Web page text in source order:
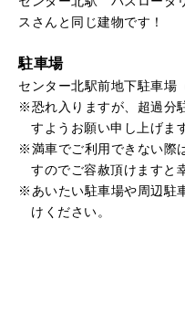
スさんと同じ建物です！
駐車場
センター北駅前地下駐車場
恐れ入りますが、超過分
すようお願い申し上げ
満車でご利用できない際
すのでご容赦頂けますと
あいたい駐車場や周辺駐
けください。